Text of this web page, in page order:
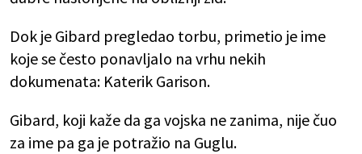
Dok je Gibard pregledao torbu, primetio je ime
koje se često ponavljalo na vrhu nekih
dokumenata: Katerik Garison.
Gibard, koji kaže da ga vojska ne zanima, nije čuo
za ime pa ga je potražio na Guglu.